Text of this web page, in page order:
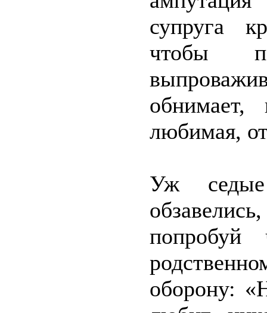
супруга
чтобы
любимая,
Уж
попробуй
оборону: